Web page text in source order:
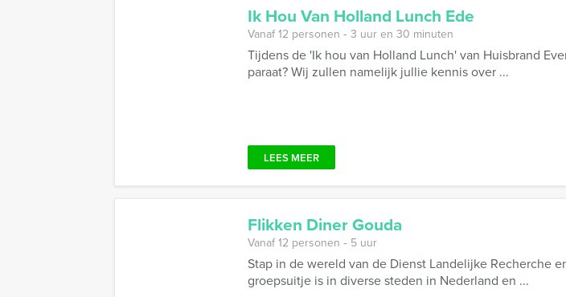
Ik Hou Van Holland Lunch Ede
Vanaf 12 personen ‐ 3 uur en 30 minuten
Tijdens de 'Ik hou van Holland Lunch' van Huisbrand
paraat? Wij zullen namelijk jullie kennis over ...
LEES MEER
Flikken Diner Gouda
Vanaf 12 personen ‐ 5 uur
Stap in de wereld van de Dienst Landelijke Recherche
groepsuitje is in diverse steden in Nederland en ...